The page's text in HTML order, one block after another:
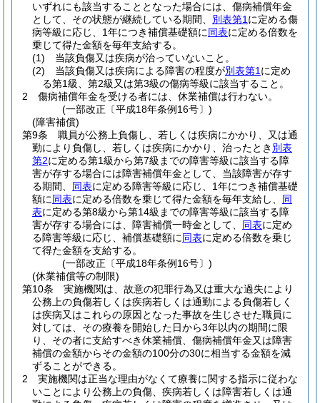
いずれにも該当することとなった場合には、傷病補償年金
として、その状態が継続している期間、 別表第1 に定める傷
病等級に応じ、1年につき補償基礎額に同表に定める倍数を
乗じて得た金額を毎年支給する。
(1)
当該負傷又は疾病が治っていないこと。
(2)
当該負傷又は疾病による障害の程度が別表第1 に定め
る第1級、第2級又は第3級の傷病等級に該当すること。
2
傷病補償年金を受ける者には、休業補償は行わない。
(一部改正〔平成18年条例16号〕)
(障害補償)
第9条
職員が公務上負傷し、若しくは疾病にかかり、又は通
勤により負傷し、若しくは疾病にかかり、治ったとき 別表
第2に定める第1級から第7級までの障害等級に該当する障
害が存する場合には障害補償年金として、当該障害が存す
る期間、 同表に定める障害等級に応じ、1年につき補償基礎
額に同表に定める倍数を乗じて得た金額を毎年支給し、 同
表に定める第8級から第14級までの障害等級に該当する障
害が存する場合には、障害補償一時金として、 同表に定め
る障害等級に応じ、補償基礎額に同表に定める倍数を乗じ
て得た金額を支給する。
(一部改正〔平成18年条例16号〕)
(休業補償等の制限)
第10条
実施機関は、故意の犯罪行為又は重大な過失により
公務上の負傷若しくは疾病若しくは通勤による負傷若しく
は疾病又はこれらの原因となった事故を生じさせた職員に
対しては、その療養を開始した日から3年以内の期間に限
り、その者に支給すべき休業補償、傷病補償年金又は障害
補償の金額からその金額の100分の30に相当する金額を減
ずることができる。
2
実施機関は正当な理由がなくて療養に関する指示に従わな
いことにより公務上の負傷、疾病若しくは障害若しくは通